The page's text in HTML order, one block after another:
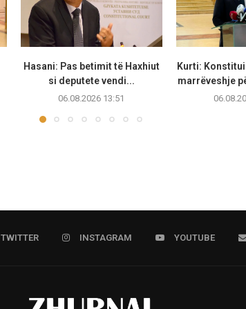
Hasani: Pas betimit të Haxhiut
si deputete vendi...
06.08.2026 13:51
Kurti:
marrëveshje
TWITTER INSTAGRAM YOUTUBE